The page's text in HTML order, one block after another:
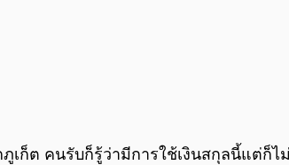
ก็ต คนรับก็รู้ว่ามีการใช้เงินสกุลนี้แต่ก็